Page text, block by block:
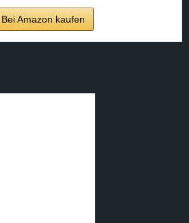
Bei Amazon kaufen